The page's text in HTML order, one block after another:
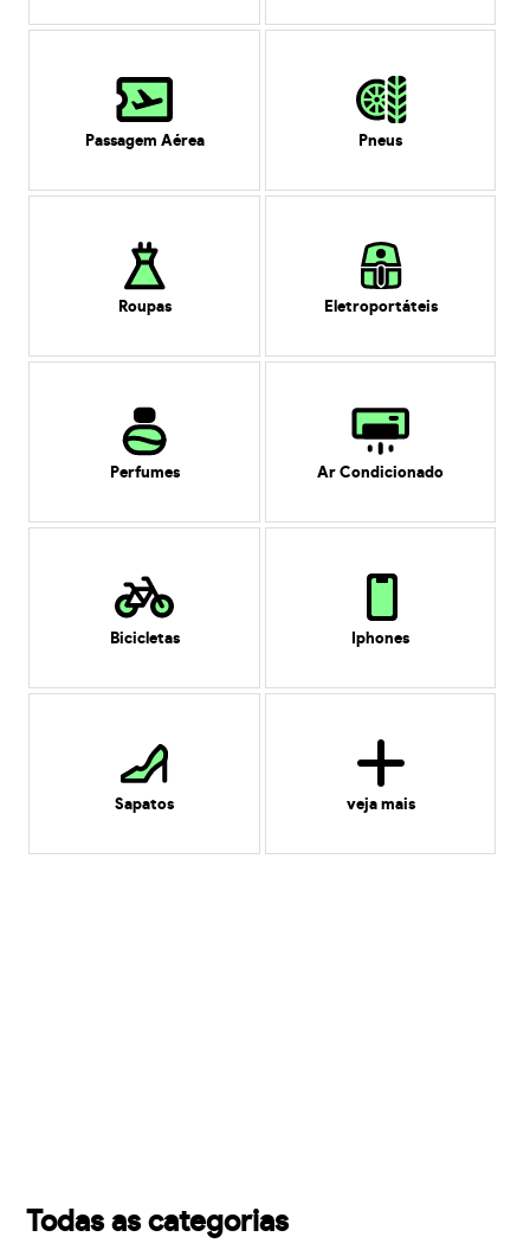
Passagem Aérea Pneus
Roupas Eletroportáteis
Perfumes Ar Condicionado
Bicicletas Iphones
Sapatos veja mais
Todas as categorias